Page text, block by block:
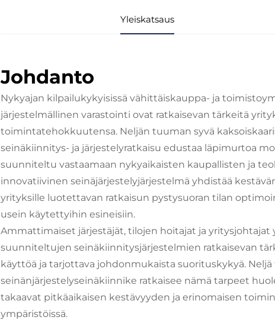
Yleiskatsaus
Johdanto
Nykyajan kilpailukykyisissä vähittäiskauppa- ja
järjestelmällinen varastointi ovat ratkaisevan tärkeitä
toimintatehokkuutensa. Neljän tuuman syvä
seinäkiinnitys- ja järjestelyratkaisu edustaa läpimurtoa
suunniteltu vastaamaan nykyaikaisten kaupallisten ja
innovatiivinen seinäjärjestelyjärjestelmä yhdistää
yrityksille luotettavan ratkaisun pystysuoran tilan
usein käytettyihin esineisiin.
Ammattimaiset järjestäjät, tilojen hoitajat ja
suunniteltujen seinäkiinnitysjärjestelmien ratkaisevan
käyttöä ja tarjottava johdonmukaista suorituskykyä.
seinänjärjestelyseinäkiinnike ratkaisee nämä tarpeet
takaavat pitkäaikaisen kestävyyden ja erinomaisen
ympäristöissä.